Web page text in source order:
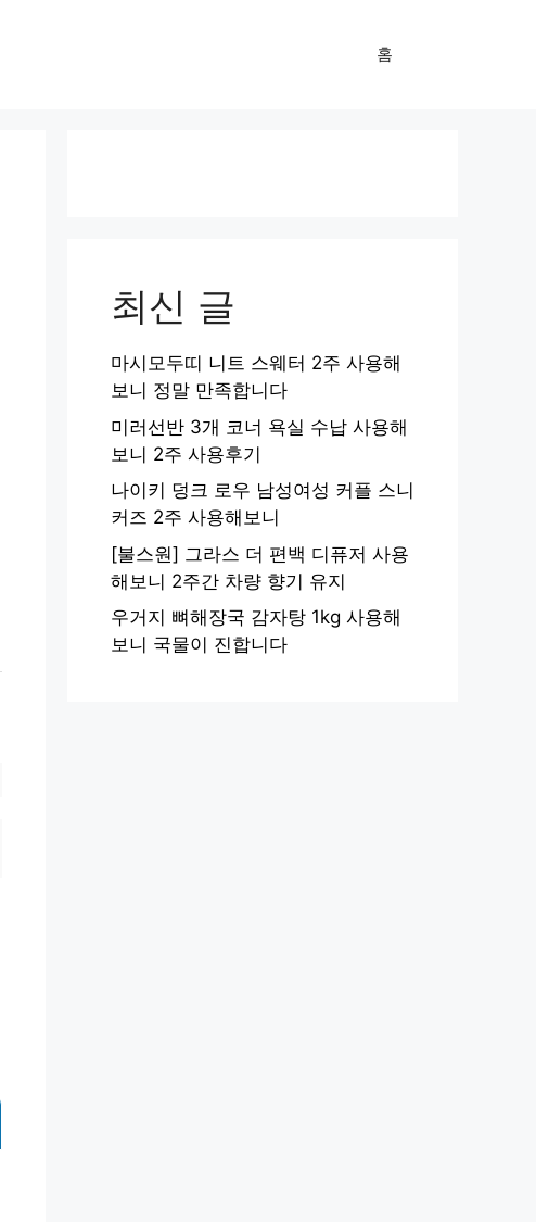
홈
최신 글
마시모두띠 니트 스웨터 2주 사용해
보니 정말 만족합니다
미러선반 3개 코너 욕실 수납 사용해
보니 2주 사용후기
나이키 덩크 로우 남성여성 커플 스니
커즈 2주 사용해보니
[불스원] 그라스 더 편백 디퓨저 사용
해보니 2주간 차량 향기 유지
우거지 뼈해장국 감자탕 1kg 사용해
보니 국물이 진합니다